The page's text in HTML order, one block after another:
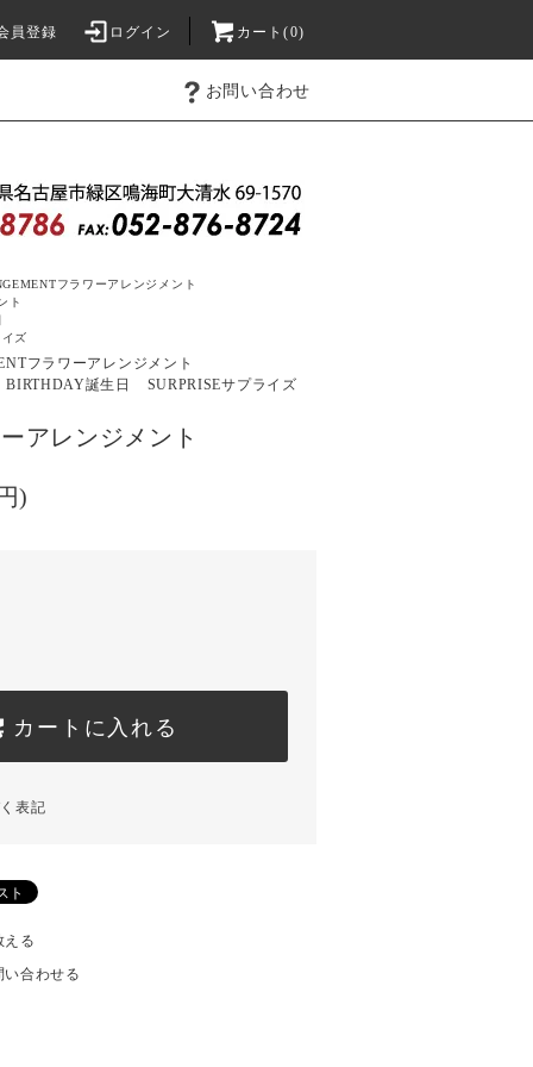
員登録 ログイン カート(0)
お問い合わせ
フラワーアレンジメント
ト
ズ
フラワーアレンジメント
BIRTHDAY誕生日 SURPRISEサプライズ
アレンジメント
)
カートに入れる
表記
える
合わせる